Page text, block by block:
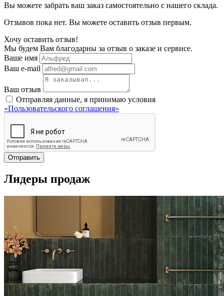
Вы можете забрать ваш заказ самостоятельно с нашего склада.
Отзывов пока нет. Вы можете оставить отзыв первым.
Хочу оставить отзыв!
Мы будем Вам благодарны за отзыв о заказе и сервисе.
Ваше имя
Ваш e-mail
Ваш отзыв
Отправляя данные, я принимаю условия
«Пользовательского соглашения»
Отправить
Лидеры продаж